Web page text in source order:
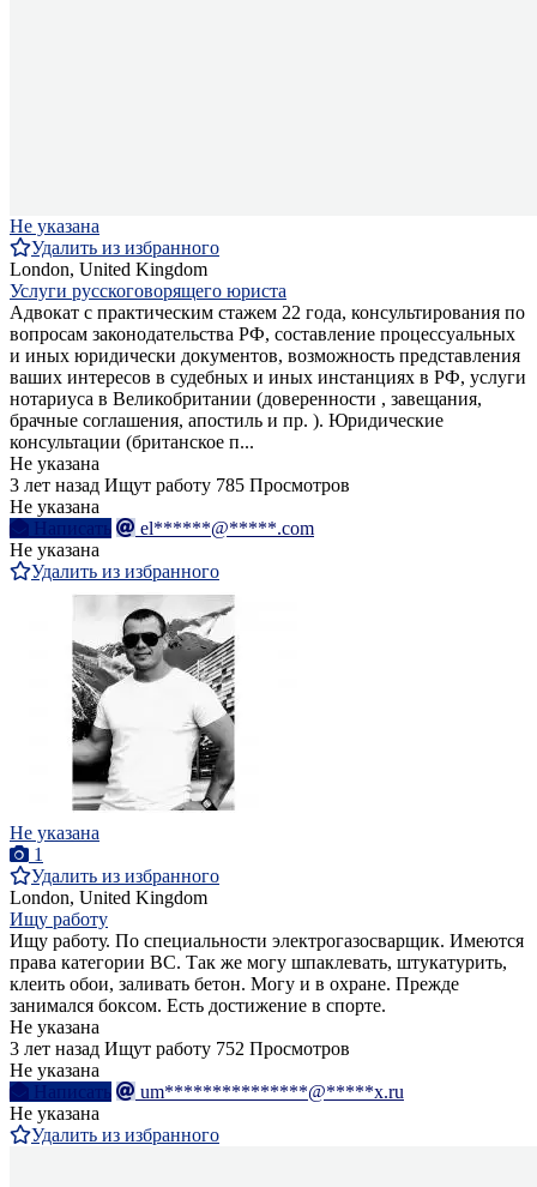
Не указана
Удалить из избранного
London, United Kingdom
Услуги русскоговорящего юриста
Адвокат с практическим стажем 22 года, консультирования по
вопросам законодательства РФ, составление процессуальных
и иных юридически документов, возможность представления
ваших интересов в судебных и иных инстанциях в РФ, услуги
нотариуса в Великобритании (доверенности , завещания,
брачные соглашения, апостиль и пр. ). Юридические
консультации (британское п...
Не указана
3 лет назад Ищут работу 785 Просмотров
Не указана
Написать
el******@*****.com
Не указана
Удалить из избранного
Не указана
1
Удалить из избранного
London, United Kingdom
Ищу работу
Ищу работу. По специальности электрогазосварщик. Имеются
права категории ВС. Так же могу шпаклевать, штукатурить,
клеить обои, заливать бетон. Могу и в охране. Прежде
занимался боксом. Есть достижение в спорте.
Не указана
3 лет назад Ищут работу 752 Просмотров
Не указана
Написать
um***************@*****x.ru
Не указана
Удалить из избранного